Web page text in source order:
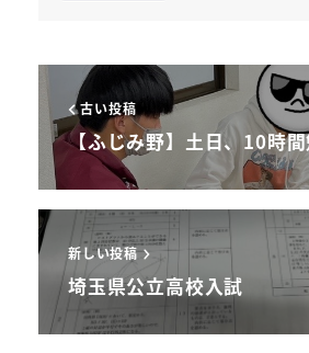
古い投稿
【ふじみ野】土日、10時
新しい投稿
埼玉県公立高校入試